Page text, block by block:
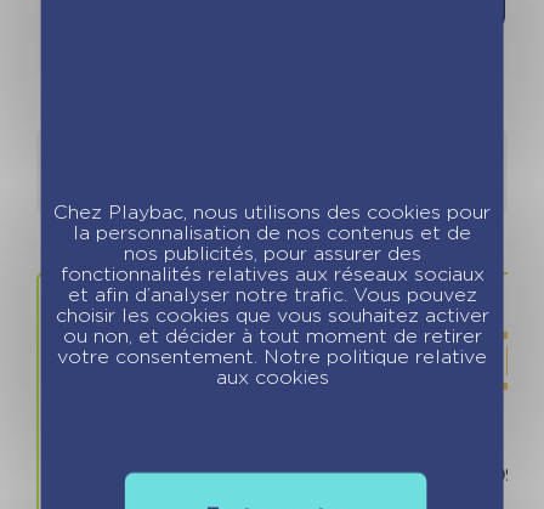
7.50 €
Chez Playbac, nous utilisons des cookies pour
la personnalisation de nos contenus et de
nos publicités, pour assurer des
fonctionnalités relatives aux réseaux sociaux
et afin d’analyser notre trafic. Vous pouvez
choisir les cookies que vous souhaitez activer
ou non, et décider à tout moment de retirer
votre consentement. Notre politique relative
aux cookies